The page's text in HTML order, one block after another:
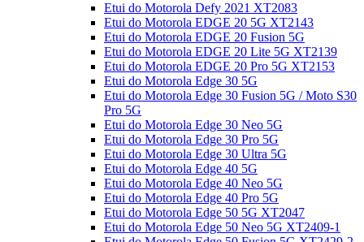
Etui do Motorola Defy 2021 XT2083
Etui do Motorola EDGE 20 5G XT2143
Etui do Motorola EDGE 20 Fusion 5G
Etui do Motorola EDGE 20 Lite 5G XT2139
Etui do Motorola EDGE 20 Pro 5G XT2153
Etui do Motorola Edge 30 5G
Etui do Motorola Edge 30 Fusion 5G / Moto S30
Pro 5G
Etui do Motorola Edge 30 Neo 5G
Etui do Motorola Edge 30 Pro 5G
Etui do Motorola Edge 30 Ultra 5G
Etui do Motorola Edge 40 5G
Etui do Motorola Edge 40 Neo 5G
Etui do Motorola Edge 40 Pro 5G
Etui do Motorola Edge 50 5G XT2047
Etui do Motorola Edge 50 Neo 5G XT2409-1